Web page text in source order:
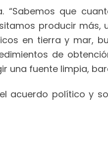
que
producir
en tierra y mar,
de
una fuente limpia,
acuerdo político y